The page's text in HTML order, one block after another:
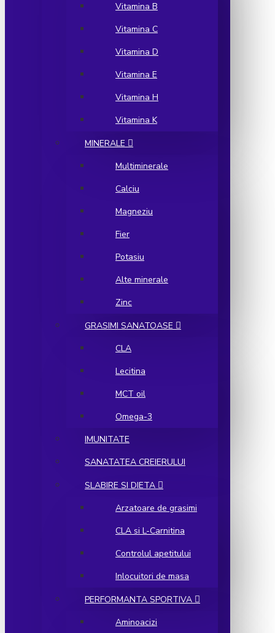
Vitamina B
Vitamina C
Vitamina D
Vitamina E
Vitamina H
Vitamina K
MINERALE
Multiminerale
Calciu
Magneziu
Fier
Potasiu
Alte minerale
Zinc
GRASIMI SANATOASE
CLA
Lecitina
MCT oil
Omega-3
IMUNITATE
SANATATEA CREIERULUI
SLABIRE SI DIETA
Arzatoare de grasimi
CLA si L-Carnitina
Controlul apetitului
Inlocuitori de masa
PERFORMANTA SPORTIVA
Aminoacizi